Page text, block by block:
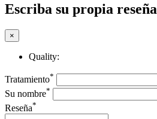
Escriba su propia reseña
×
Quality:
Tratamiento*
Su nombre*
Reseña*